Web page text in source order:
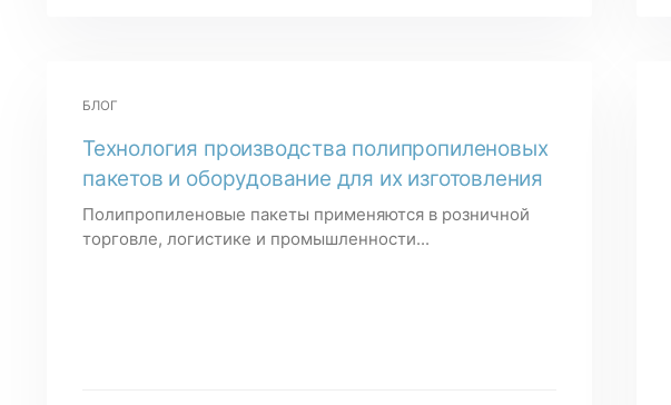
БЛОГ
Технология производства полипропиленовых
пакетов и оборудование для их изготовления
Полипропиленовые пакеты применяются в розничной
торговле, логистике и промышленности...